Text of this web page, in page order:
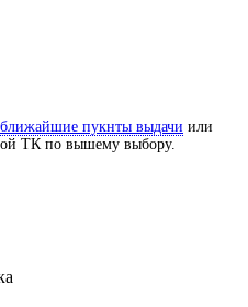
ближайшие пукнты выдачи или
ТК по вышему выбору.